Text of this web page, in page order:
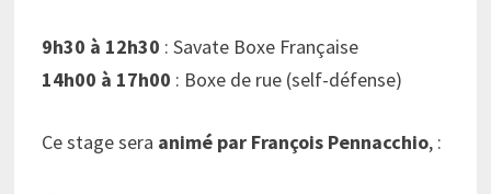
9h30 à 12h30 : Savate Boxe Française
14h00 à 17h00 : Boxe de rue (self-défense)
Ce stage sera animé par François Pennacchio, :